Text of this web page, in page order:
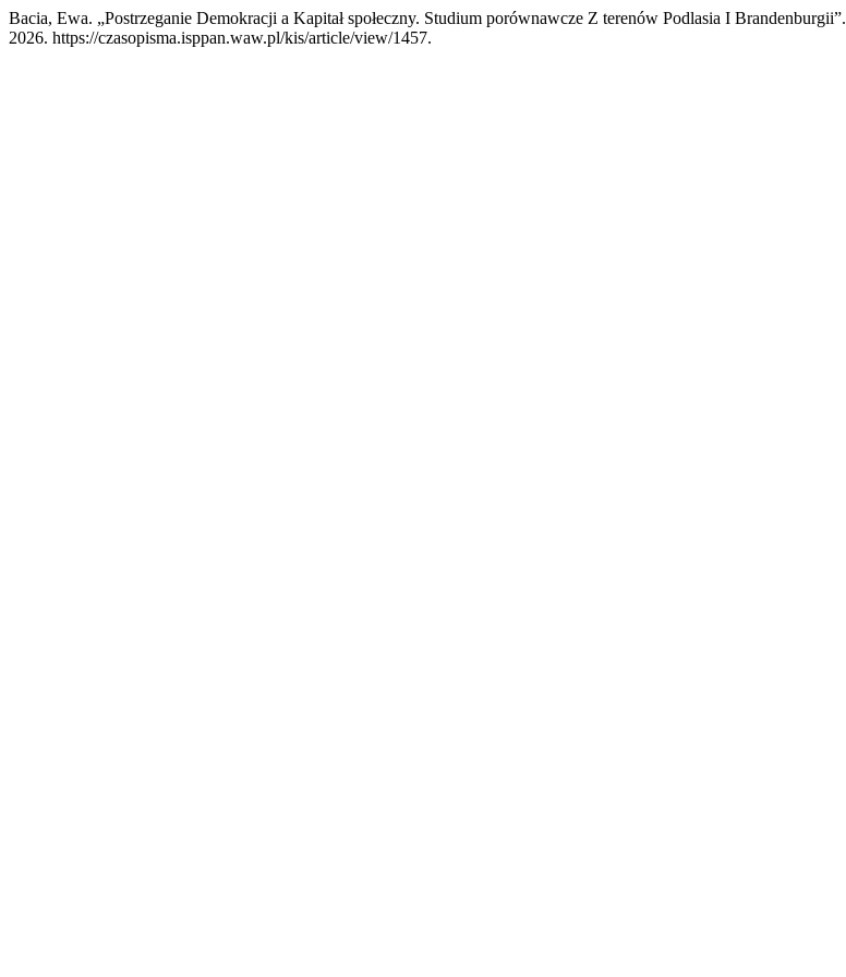
Bacia, Ewa. „Postrzeganie Demokracji a Kapitał społeczny. Studium porównawcze Z terenów Podlasia I Brandenburgii”.
2026. https://czasopisma.isppan.waw.pl/kis/article/view/1457.